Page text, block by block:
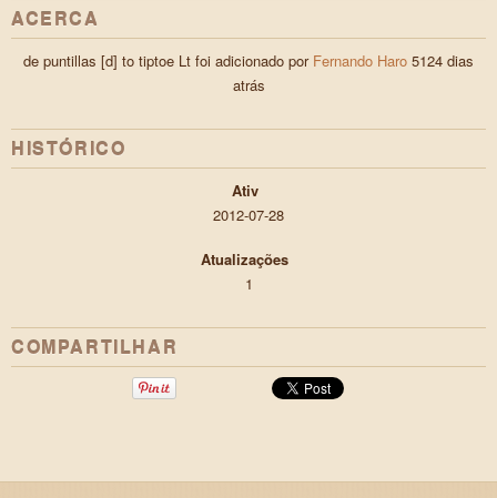
ACERCA
de puntillas [d] to tiptoe Lt foi adicionado por Fernando Haro 5124 dias
atrás
HISTÓRICO
Ativ
2012-07-28
Atualizações
1
COMPARTILHAR